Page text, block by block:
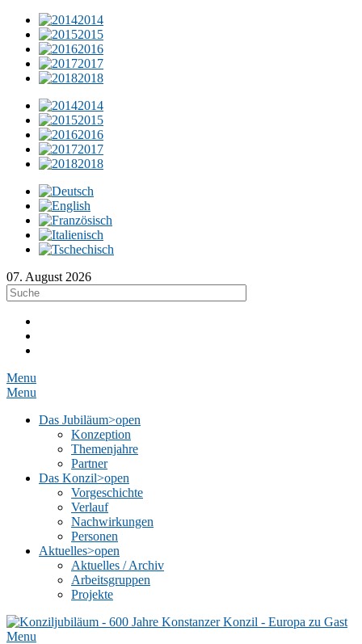
2014
2015
2016
2017
2018
2014
2015
2016
2017
2018
07. August 2026
Menu
Menu
Das Jubiläum>open
Konzeption
Themenjahre
Partner
Das Konzil>open
Vorgeschichte
Verlauf
Nachwirkungen
Personen
Aktuelles>open
Aktuelles / Archiv
Arbeitsgruppen
Projekte
Menu